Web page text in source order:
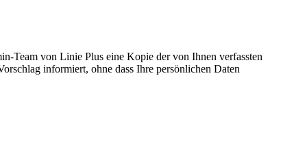
Team von Linie Plus eine Kopie der von Ihnen verfassten
informiert, ohne dass Ihre persönlichen Daten